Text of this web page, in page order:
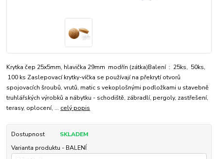
Krytka čep 25x5mm, hlavička 29mm modřín (zátka)Balení : 25ks, 50ks,
100 ks Zaslepovací krytky-víčka se používají na překrytí otvorů
spojovacích šroubů, vrutů, matic s vekoplošnými podložkami u stavebně
truhlářských výrobků a nábytku - schodiště, zábradlí, pergoly, zastřešení,
terasy, oplocení, ... celý popis
Dostupnost
SKLADEM
Varianta produktu - BALENÍ